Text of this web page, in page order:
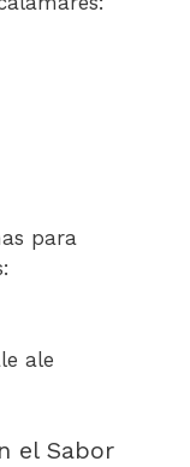
para
ale
el Sabor